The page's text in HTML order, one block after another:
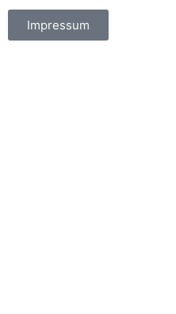
Impressum